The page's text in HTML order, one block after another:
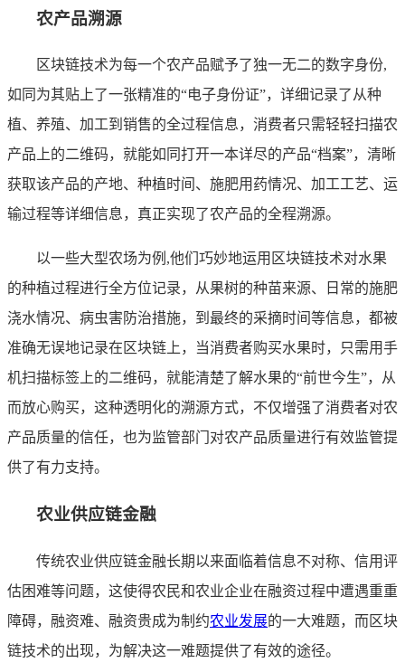
农产品溯源
区块链技术为每一个农产品赋予了独一无二的数字身份,
如同为其贴上了一张精准的“电子身份证”，详细记录了从种
植、养殖、加工到销售的全过程信息，消费者只需轻轻扫描农
产品上的二维码，就能如同打开一本详尽的产品“档案”，清晰
获取该产品的产地、种植时间、施肥用药情况、加工工艺、运
输过程等详细信息，真正实现了农产品的全程溯源。
以一些大型农场为例,他们巧妙地运用区块链技术对水果
的种植过程进行全方位记录，从果树的种苗来源、日常的施肥
浇水情况、病虫害防治措施，到最终的采摘时间等信息，都被
准确无误地记录在区块链上，当消费者购买水果时，只需用手
机扫描标签上的二维码，就能清楚了解水果的“前世今生”，从
而放心购买，这种透明化的溯源方式，不仅增强了消费者对农
产品质量的信任，也为监管部门对农产品质量进行有效监管提
供了有力支持。
农业供应链金融
传统农业供应链金融长期以来面临着信息不对称、信用评
估困难等问题，这使得农民和农业企业在融资过程中遭遇重重
障碍，融资难、融资贵成为制约农业发展的一大难题，而区块
链技术的出现，为解决这一难题提供了有效的途径。